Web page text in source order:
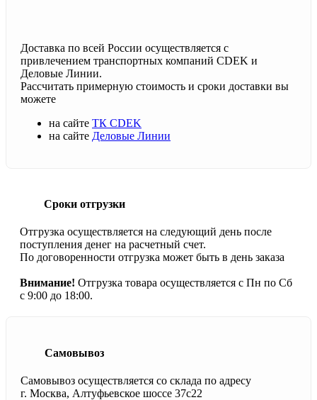
Доставка по всей России осуществляется с
привлечением транспортных компаний CDEK и
Деловые Линии.
Рассчитать примерную стоимость и сроки доставки вы
можете
на сайте ТК CDEK
на сайте Деловые Линии
Сроки отгрузки
Отгрузка осуществляется на следующий день после
поступления денег на расчетный счет.
По договоренности отгрузка может быть в день заказа
Внимание! Отгрузка товара осуществляется с Пн по Сб
с 9:00 до 18:00.
Самовывоз
Самовывоз осуществляется со склада по адресу
г. Москва, Алтуфьевское шоссе 37с22